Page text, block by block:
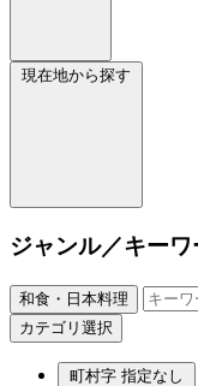
現在地から探す
ジャンル／キーワ
和食・日本料理
カテゴリ選択
町村字 指定なし